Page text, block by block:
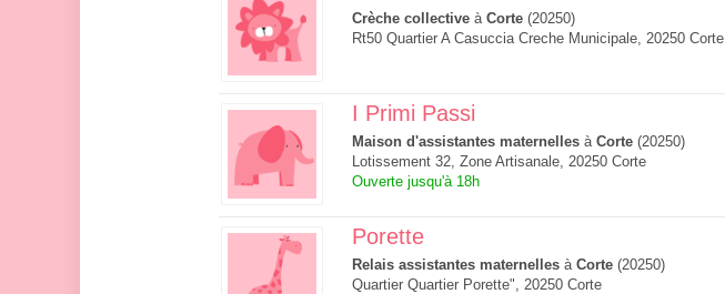
Crèche collective à Corte (20250)
Rt50 Quartier A Casuccia Creche Municipale, 20250 Corte
I Primi Passi
Maison d'assistantes maternelles à Corte (20250)
Lotissement 32, Zone Artisanale, 20250 Corte
Ouverte jusqu'à 18h
Porette
Relais assistantes maternelles à Corte (20250)
Quartier Quartier Porette", 20250 Corte